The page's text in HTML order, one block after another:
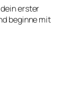
erster
beginne mit